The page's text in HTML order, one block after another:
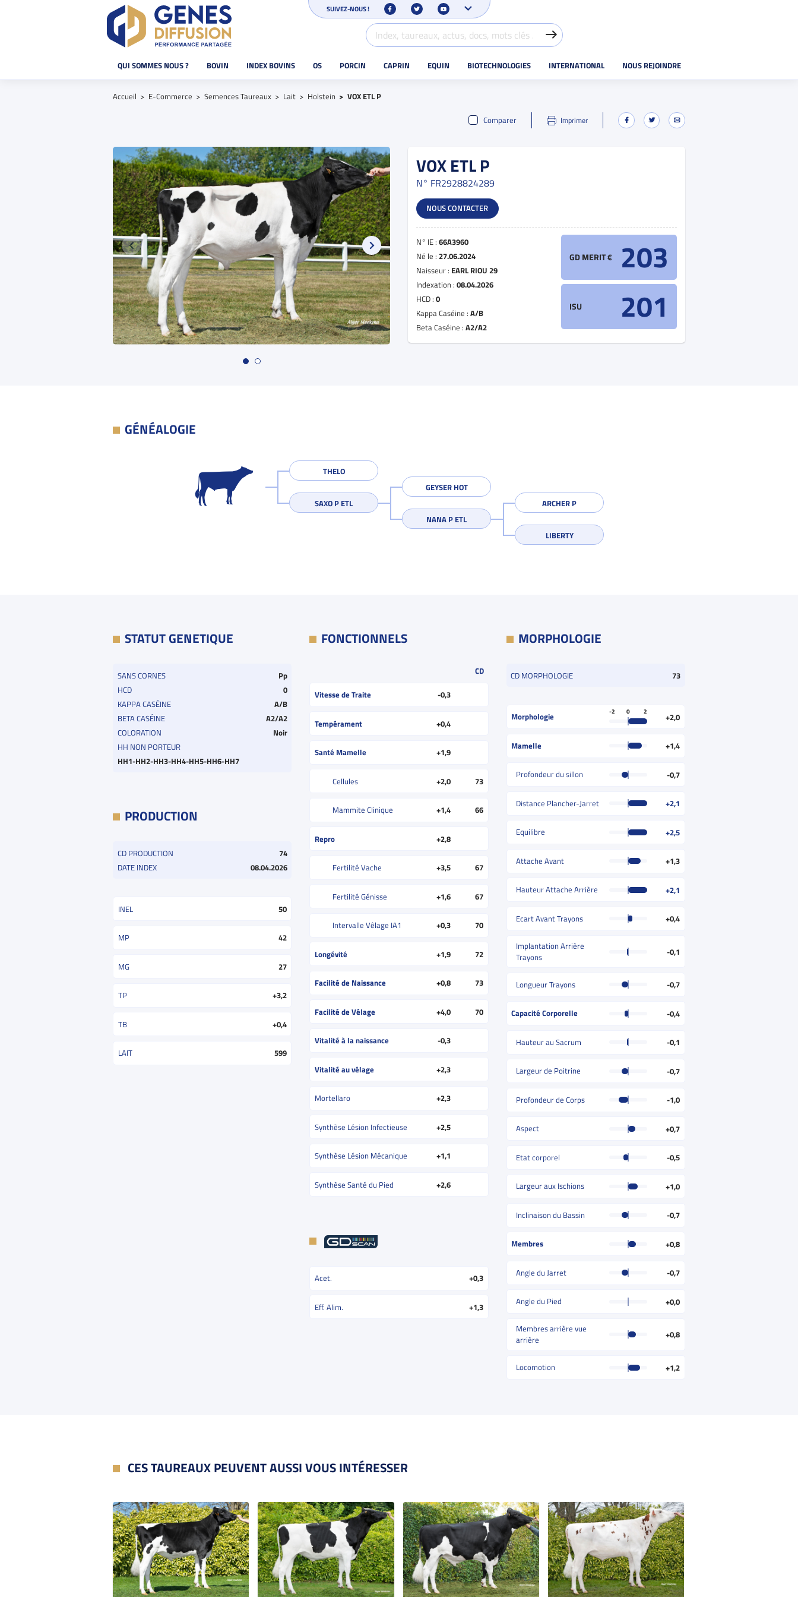
SUIVEZ-NOUS !
QUI SOMMES NOUS ? BOVIN INDEX BOVINS OS PORCIN CAPRIN EQUIN BIOTECHNOLOGIES INTERNATIONAL NOUS REJOINDRE
Accueil E-Commerce Semences Taureaux Lait Holstein
VOX ETL P
Comparer
Imprimer
VOX ETL P
N° FR2928824289
NOUS CONTACTER
N° IE : 66A3960
Né le : 27.06.2024
Naisseur : EARL RIOU 29
Indexation : 08.04.2026
HCD : 0
Kappa Caséine : A/B
Beta Caséine : A2/A2
GD MERIT € 203
ISU 201
GÉNÉALOGIE
THELO
SAXO P ETL
GEYSER HOT
NANA P ETL
ARCHER P
LIBERTY
STATUT GENETIQUE
SANS CORNES
Pp
HCD
0
KAPPA CASÉINE
A/B
BETA CASÉINE
A2/A2
COLORATION
Noir
HH NON PORTEUR
HH1-HH2-HH3-HH4-HH5-HH6-HH7
PRODUCTION
CD PRODUCTION
74
DATE INDEX
08.04.2026
INEL 50
MP 42
MG 27
TP +3,2
TB +0,4
LAIT 599
FONCTIONNELS
CD
Vitesse de Traite
-0,3
Tempérament +0,4
Santé Mamelle +1,9
Cellules +2,0 73
Mammite Clinique +1,4 66
Repro +2,8
Fertilité Vache +3,5 67
Fertilité Génisse +1,6 67
Intervalle Vêlage IA1 +0,3 70
Longévité +1,9 72
Facilité de Naissance +0,8 73
Facilité de Vélage +4,0 70
Vitalité à la naissance -0,3
Vitalité au vêlage +2,3
Mortellaro +2,3
Synthèse Lésion Infectieuse +2,5
Synthèse Lésion Mécanique +1,1
Synthèse Santé du Pied +2,6
Acet. +0,3
Eff. Alim. +1,3
MORPHOLOGIE
CD MORPHOLOGIE 73
Morphologie -2 0 2 +2,0
Mamelle +1,4
Profondeur du sillon -0,7
Distance Plancher-Jarret +2,1
Equilibre +2,5
Attache Avant +1,3
Hauteur Attache Arrière +2,1
Ecart Avant Trayons +0,4
Implantation Arrière
Trayons
-0,1
Longueur Trayons -0,7
Capacité Corporelle -0,4
Hauteur au Sacrum -0,1
Largeur de Poitrine -0,7
Profondeur de Corps -1,0
Aspect +0,7
Etat corporel -0,5
Largeur aux Ischions +1,0
Inclinaison du Bassin -0,7
Membres +0,8
Angle du Jarret -0,7
Angle du Pied +0,0
Membres arrière vue
arrière
+0,8
Locomotion +1,2
CES TAUREAUX PEUVENT AUSSI VOUS INTÉRESSER